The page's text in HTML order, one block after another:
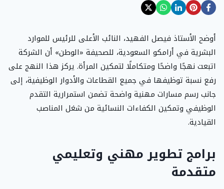
أوضح الأستاذ فيصل الفهيد، النائب الأعلى للرئيس للموارد
البشرية في أرامكو السعودية، للصحيفة «الوطن» أن الشركة
اتبعت نهجًا واضحًا ومتكاملًا لتمكين المرأة. يركز هذا النهج على
رفع نسبة توظيفها في جميع القطاعات والأدوار الوظيفية، إلى
جانب رسم مسارات مهنية واضحة تضمن استمرارية التقدم
الوظيفي وتمكين الكفاءات النسائية من شغل المناصب
القيادية.
برامج تطوير مهني وتعليمي
متقدمة